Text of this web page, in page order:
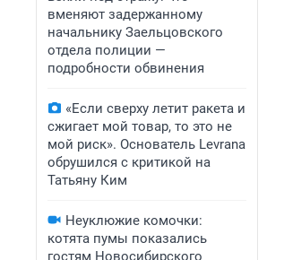
вменяют задержанному
начальнику Заельцовского
отдела полиции —
подробности обвинения
«Если сверху летит ракета и
сжигает мой товар, то это не
мой риск». Основатель Levrana
обрушился с критикой на
Татьяну Ким
Неуклюжие комочки:
котята пумы показались
гостям Новосибирского